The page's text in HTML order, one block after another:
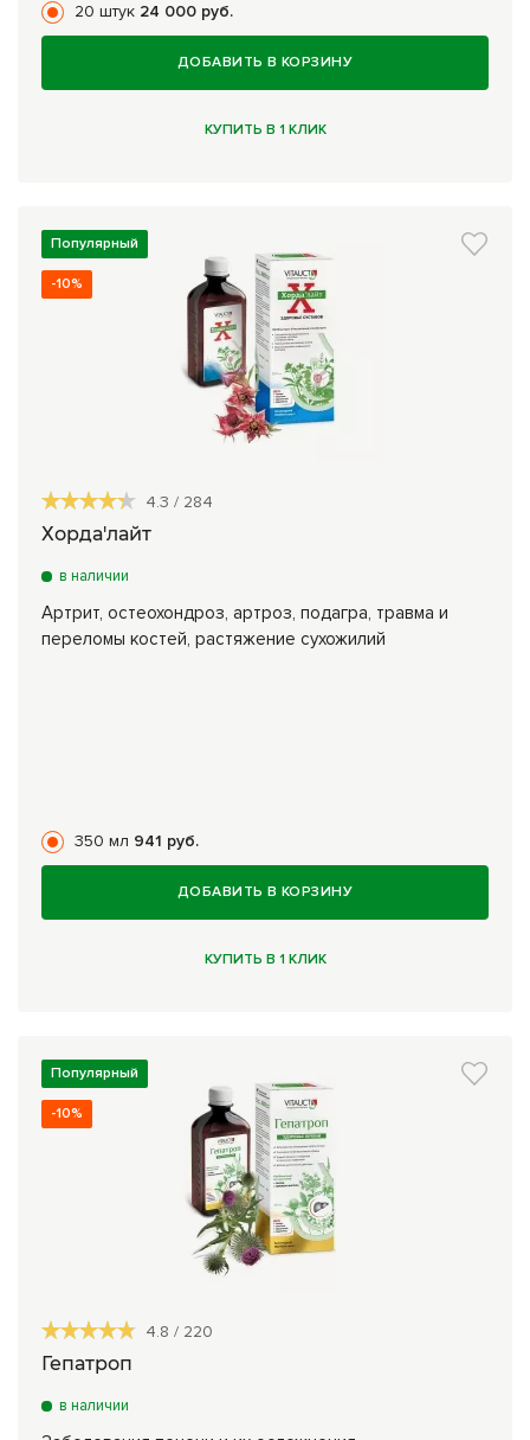
20 штук 24 000 руб.
ДОБАВИТЬ В КОРЗИНУ
КУПИТЬ В 1 КЛИК
Популярный
-10%
4.3 / 284
Хорда'лайт
в наличии
Артрит, остеохондроз, артроз, подагра, травма и
переломы костей, растяжение сухожилий
350 мл 941 руб.
ДОБАВИТЬ В КОРЗИНУ
КУПИТЬ В 1 КЛИК
Популярный
-10%
4.8 / 220
Гепатроп
в наличии